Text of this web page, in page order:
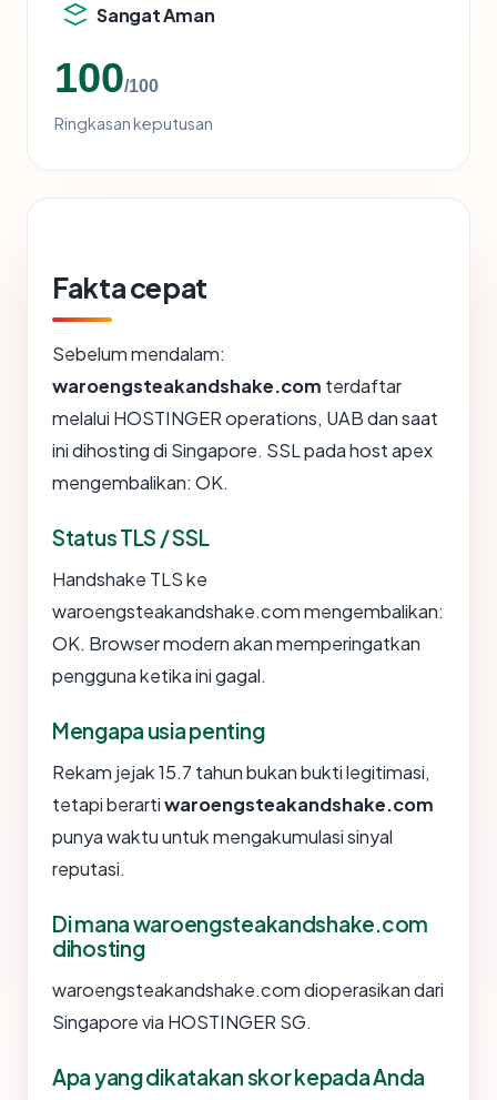
Sangat Aman
100/100
Ringkasan keputusan
Fakta cepat
Sebelum mendalam:
waroengsteakandshake.com terdaftar
melalui HOSTINGER operations, UAB dan saat
ini dihosting di Singapore. SSL pada host apex
mengembalikan: OK.
Status TLS / SSL
Handshake TLS ke
waroengsteakandshake.com mengembalikan:
OK. Browser modern akan memperingatkan
pengguna ketika ini gagal.
Mengapa usia penting
Rekam jejak 15.7 tahun bukan bukti legitimasi,
tetapi berartiwaroengsteakandshake.com
punya waktu untuk mengakumulasi sinyal
reputasi.
Di mana waroengsteakandshake.com
dihosting
waroengsteakandshake.com dioperasikan dari
Singapore via HOSTINGER SG.
Apa yang dikatakan skor kepada Anda